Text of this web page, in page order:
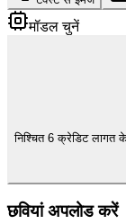
मॉडल चुनें
निश्चित 6 क्रेडिट लागत
छवियां अपलोड करें